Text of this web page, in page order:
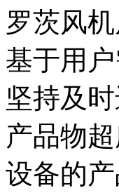
罗茨风
基于用
坚持及
产品物
设备的产